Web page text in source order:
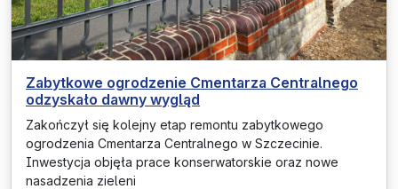
Zabytkowe ogrodzenie Cmentarza Centralnego
odzyskało dawny wygląd
Zakończył się kolejny etap remontu zabytkowego
ogrodzenia Cmentarza Centralnego w Szczecinie.
Inwestycja objęła prace konserwatorskie oraz nowe
nasadzenia zieleni